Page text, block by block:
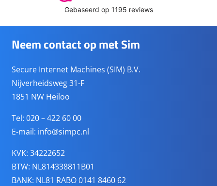
Neem contact op met Sim
Secure Internet Machines (SIM) B.V.
Nijverheidsweg 31-F
1851 NW Heiloo
Tel: 020 – 422 60 00
E-mail: info@simpc.nl
KVK: 34222652
BTW: NL814338811B01
BANK: NL81 RABO 0141 8460 62